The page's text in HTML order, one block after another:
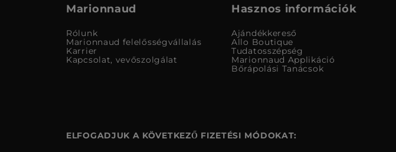
Marionnaud
Rólunk
Marionnaud felelősségvállalás
Karrier
Kapcsolat, vevőszolgálat
Hasznos információk
Ajándékkereső
Allo Boutique
Tudatosszépség
Marionnaud Applikáció
Bőrápolási Tanácsok
ELFOGADJUK A KÖVETKEZŐ FIZETÉSI MÓDOKAT: